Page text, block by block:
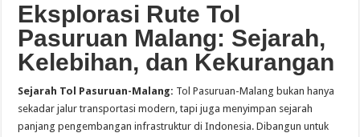
Eksplorasi Rute Tol
Pasuruan Malang: Sejarah,
Kelebihan, dan Kekurangan
Sejarah Tol Pasuruan-Malang: Tol Pasuruan-Malang bukan hanya
sekadar jalur transportasi modern, tapi juga menyimpan sejarah
panjang pengembangan infrastruktur di Indonesia. Dibangun untuk